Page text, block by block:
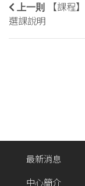
上一則
【課程
選課說明
最新消息
中心簡介